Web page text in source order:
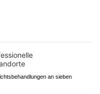
an sieben